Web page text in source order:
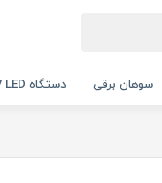
سوهان برقی دستگاه UV LED